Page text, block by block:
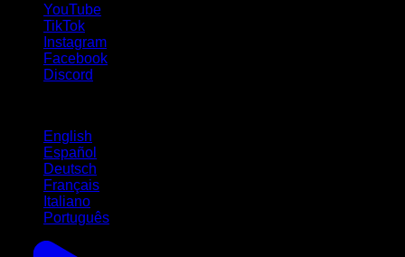
YouTube
TikTok
Instagram
Facebook
Discord
English
Español
Deutsch
Français
Italiano
Português